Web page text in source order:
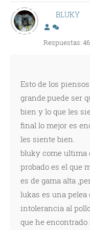
BLUKY
Respuestas:
Esto de los
grande.puede ser
bien y lo que les
final lo mejor es
les siente bien.
bluky come ultima
probado es el que
es de gama alta
lukas es una
intolerancia al
que he